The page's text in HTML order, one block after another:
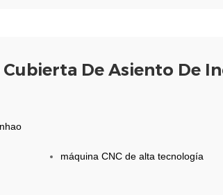
De Asiento De
máquina CNC de alta tecnología